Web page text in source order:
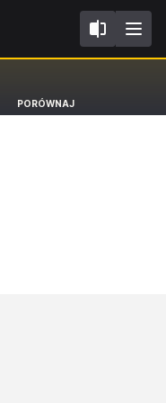
PORÓWNAJOmoda 5